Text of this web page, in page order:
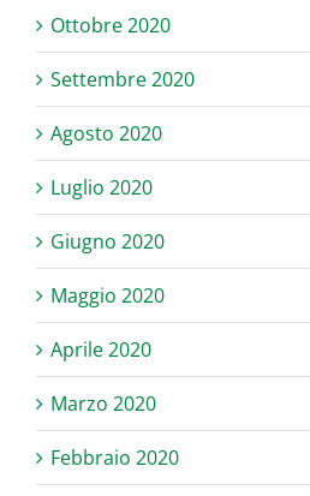
Ottobre 2020
Settembre 2020
Agosto 2020
Luglio 2020
Giugno 2020
Maggio 2020
Aprile 2020
Marzo 2020
Febbraio 2020